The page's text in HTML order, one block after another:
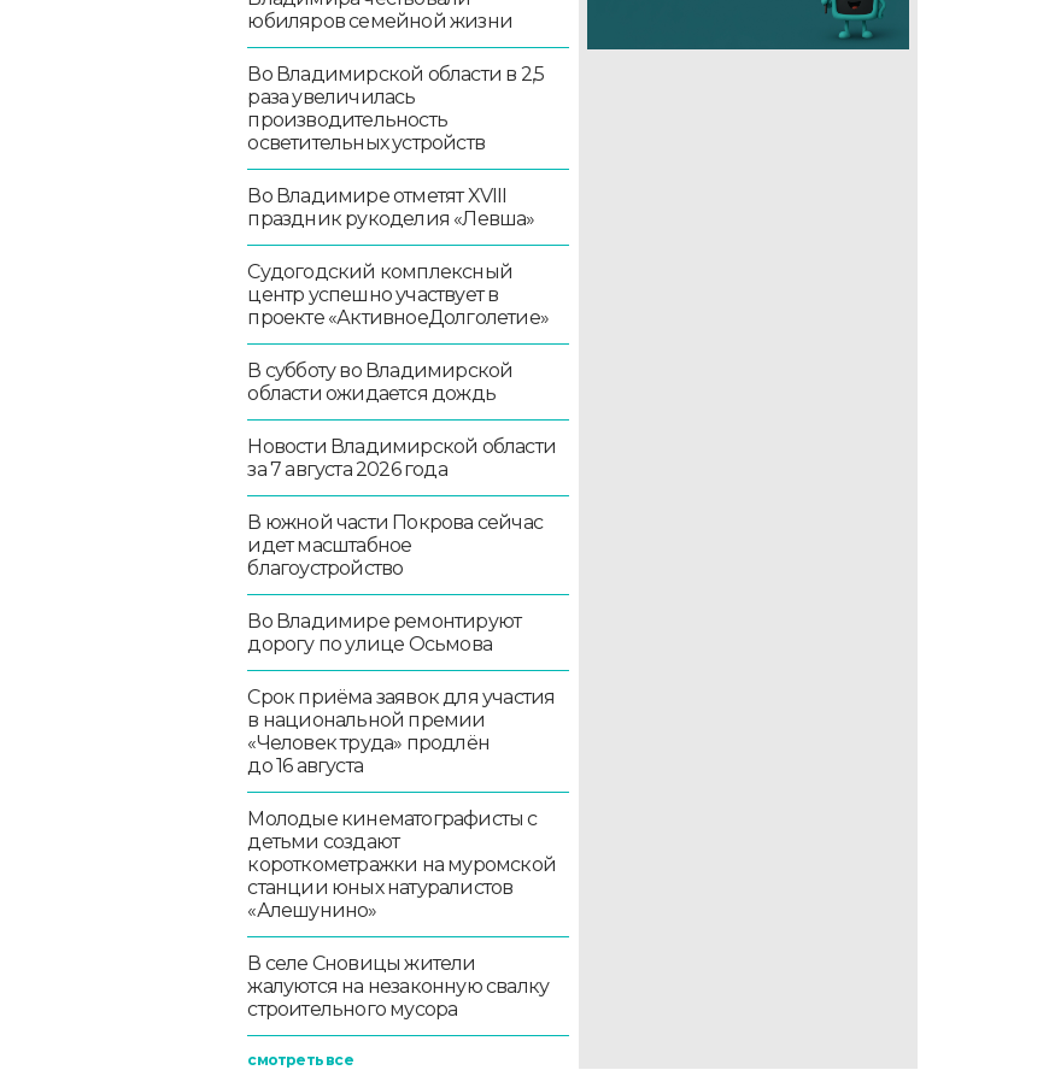
юбиляров семейной жизни
Во Владимирской области в 2,5
раза увеличилась
производительность
осветительных устройств
Во Владимире отметят XVIII
праздник рукоделия «Левша»
Судогодский комплексный
центр успешно участвует в
проекте «АктивноеДолголетие»
В субботу во Владимирской
области ожидается дождь
Новости Владимирской области
за 7 августа 2026 года
В южной части Покрова сейчас
идет масштабное
благоустройство
Во Владимире ремонтируют
дорогу по улице Осьмова
Срок приёма заявок для участия
в национальной премии
«Человек труда» продлён
до 16 августа
Молодые кинематографисты с
детьми создают
короткометражки на муромской
станции юных натуралистов
«Алешунино»
В селе Сновицы жители
жалуются на незаконную свалку
строительного мусора
смотреть все